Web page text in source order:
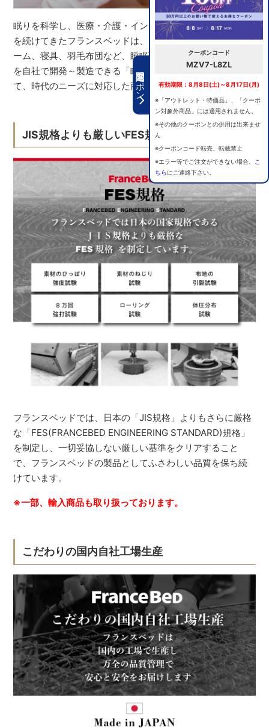
期間限定クーポン
クーポンコード
MZV7-L8ZL
有効期限：8月8日(土)～8月17日(月)
※「アウトレット・特価品」、「クーポ
ン対象外商品」には適用されません。
※その他のクーポンとの併用は出来ませ
ん
※クーポンコード転売、転載禁止
※エラー等でご注文ができない場合、
こ
ちらにご連絡下さい。
眠りを科学し、医療・介護・インテリアの分野で研究開発
を続けてきたフランスベッドは、マットレス、ベッドフレ
ーム、寝具、羽毛布団など、睡眠環境をつくる全ての商品
を自社で開発～製造できる「眠りの総合メーカー」とし
て、時代のニーズに対応した商品をつくり続けています。
JIS規格よりも厳しいFES規格
フランスベッドでは、日本の「JIS規格」よりもさらに厳格
な「FES(FRANCEBED ENGINEERING STANDARD)規格」
を制定し、一切妥協しない厳しい基準をクリアすること
で、フランスベッドの製品としてふさわしい品質を保ち続
けています。
※一部、輸入商品も取り扱っております。
こだわりの国内自社工場生産